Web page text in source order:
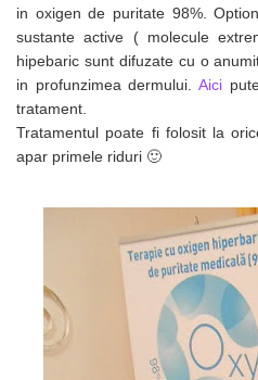
in oxigen de puritate 98%.
sustante active ( molecule
hipebaric sunt difuzate cu o
in profunzimea dermului. Aici
tratament.
Tratamentul poate fi folosit la
apar primele riduri 🙂